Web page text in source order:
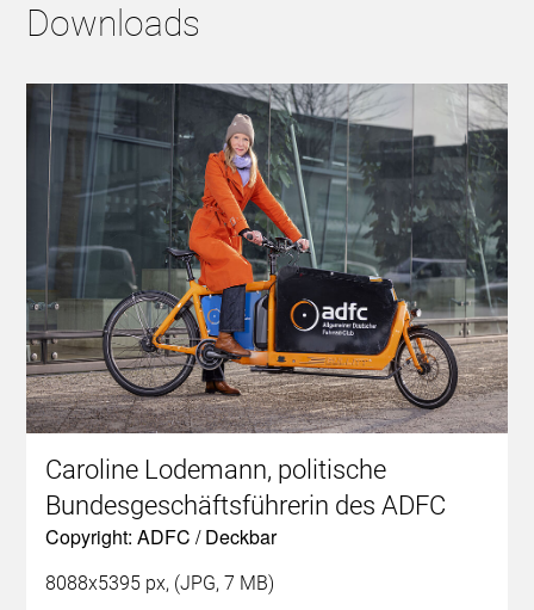
Downloads
Caroline Lodemann, politische
Bundesgeschäftsführerin des ADFC
Copyright: ADFC / Deckbar
8088x5395 px, (JPG, 7 MB)